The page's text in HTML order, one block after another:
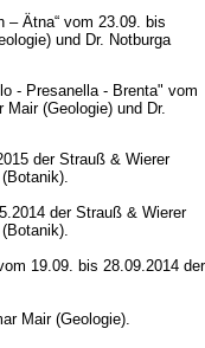
– Ätna“ vom 23.09. bis
und Dr. Notburga
- Presanella - Brenta" vom
(Geologie) und Dr.
der Strauß & Wierer
der Strauß & Wierer
(Botanik).
19.09. bis 28.09.2014 der
Mair (Geologie).